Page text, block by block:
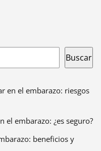
Buscar
en el embarazo: riesgos
el embarazo: ¿es seguro?
beneficios y